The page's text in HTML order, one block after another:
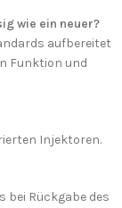
wie ein neuer?
aufbereitet
Funktion und
Injektoren.
bei Rückgabe des